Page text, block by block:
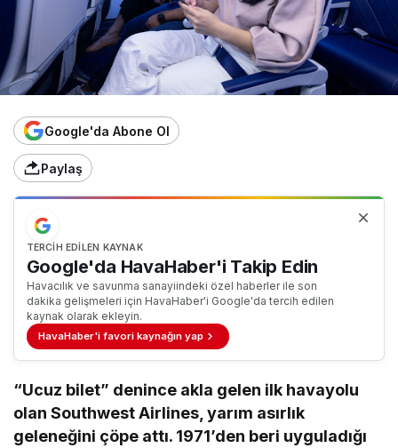
Google'da Abone Ol
Paylaş
TERCIH EDILEN KAYNAK
Google'da HavaHaber'i Takip Edin
Havacılık ve savunma sanayiindeki özel haberler ile son
dakika gelişmeleri için HavaHaber'i Google'da tercih edilen
kaynak olarak ekleyin.
HavaHaber'i favori kaynağın yap
“Ucuz bilet” denince akla gelen ilk havayolu
olan Southwest Airlines, yarım asırlık
geleneğini çöpe attı. 1971’den beri uyguladığı